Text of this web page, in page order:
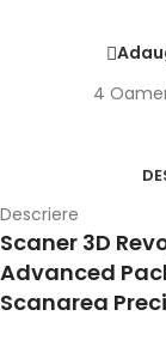
4
Descriere
Scaner 3D
Advanced
Scanarea